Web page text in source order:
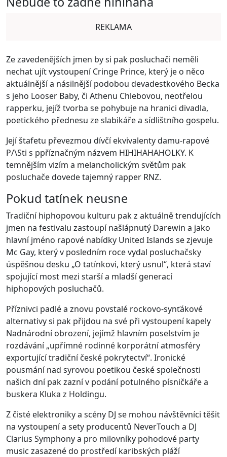
REKLAMA
Ze zavedenějších jmen by si pak posluchači neměli
nechat ujít vystoupení Cringe Prince, který je o něco
aktuálnější a násilnější podobou devadestkového Becka
s jeho Looser Baby, či Athenu Chlebovou, neotřelou
rapperku, jejíž tvorba se pohybuje na hranici divadla,
poetického přednesu ze slabikáře a sídlištního gospelu.
Její štafetu převezmou dívčí ekvivalenty damu-rapové
P/\Sti s ppříznačným názvem HIHIHAHAHOLKY. K
temnějším vizím a melancholickým světům pak
posluchače dovede tajemný rapper RNZ.
Pokud tatínek neusne
Tradiční hiphopovou kulturu pak z aktuálně trendujících
jmen na festivalu zastoupí našlápnutý Darewin a jako
hlavní jméno rapové nabídky United Islands se zjevuje
Mc Gay, který v posledním roce vydal posluchačsky
úspěšnou desku „O tatínkovi, který usnul“, která staví
spojující most mezi starší a mladší generací
hiphopových posluchačů.
Příznivci padlé a znovu povstalé rockovo-synťákové
alternativy si pak přijdou na své při vystoupení kapely
Nadnárodní obrození, jejímž hlavním poselstvím je
rozdávání „upřímné rodinné korporátní atmosféry
exportující tradiční české pokrytectví“. Ironické
pousmání nad syrovou poetikou české společnosti
našich dní pak zazní v podání potulného písničkáře a
buskera Kluka z Holdingu.
Z čisté elektroniky a scény DJ se mohou návštěvníci těšit
na vystoupení a sety producentů NeverTouch a DJ
Clarius Symphony a pro milovníky pohodové party
music zasazené do prostředí karibských pláží